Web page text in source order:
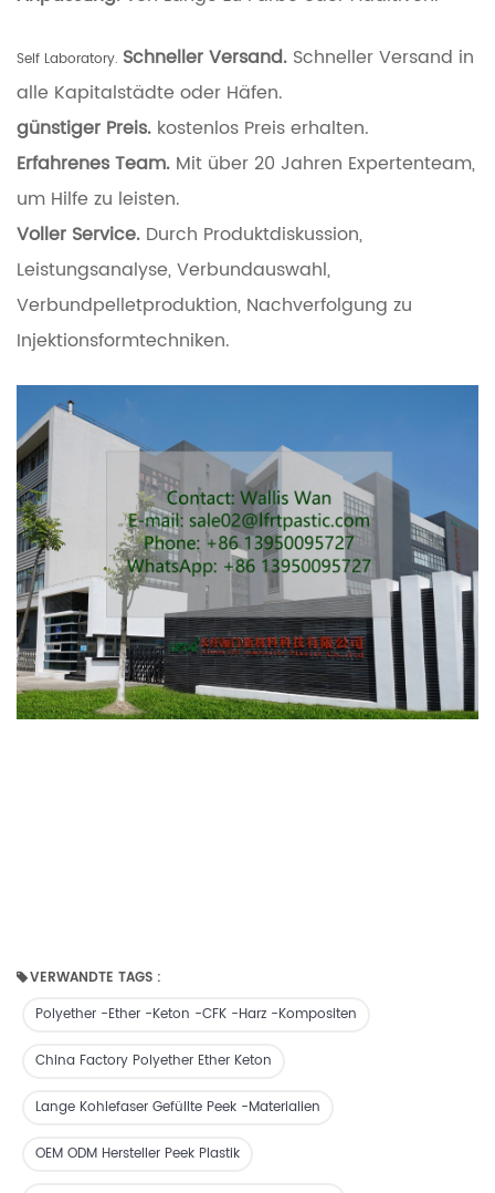
Self Laboratory. Schneller Versand. Schneller Versand in
alle Kapitalstädte oder Häfen.
günstiger Preis. kostenlos Preis erhalten.
Erfahrenes Team. Mit über 20 Jahren Expertenteam,
um Hilfe zu leisten.
Voller Service. Durch Produktdiskussion,
Leistungsanalyse, Verbundauswahl,
Verbundpelletproduktion, Nachverfolgung zu
Injektionsformtechniken.
VERWANDTE TAGS :
Polyether -Ether -Keton -CFK -Harz -Kompositen
China Factory Polyether Ether Keton
Lange Kohlefaser Gefüllte Peek -Materialien
OEM ODM Hersteller Peek Plastik